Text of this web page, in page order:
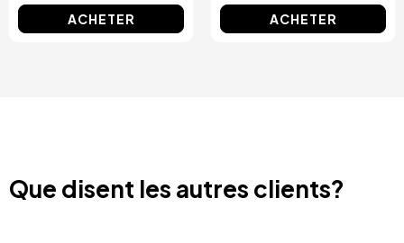
ACHETER ACHETER
Que disent les autres clients?